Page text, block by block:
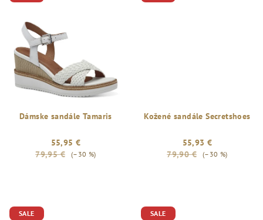
Dámske sandále Tamaris
55,95 €
79,95 €
(–30 %)
Kožené sandále Secretshoes
55,93 €
79,90 €
(–30 %)
SALE SALE